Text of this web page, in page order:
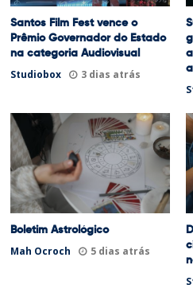
Santos Film Fest vence o
Prêmio Governador do Estado
na categoria Audiovisual
Studiobox 3 dias atrás
Boletim Astrológico
Mah Ocroch 5 dias atrás